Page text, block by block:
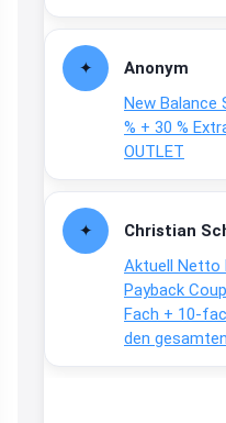
Anonym
New Balance
% + 30 %
OUTLET
Christian
Aktuell Netto
Payback
Fach + 10-
den
achtun...
↩
Joachim
Gratis
Ration
↩
Joachim